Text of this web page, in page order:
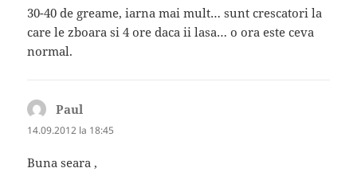
30-40 de greame, iarna mai mult… sunt crescatori la
care le zboara si 4 ore daca ii lasa… o ora este ceva
normal.
Paul
14.09.2012 la 18:45
Buna seara ,